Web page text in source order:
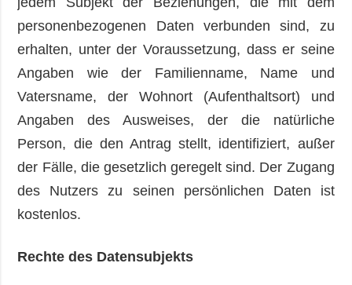
personenbezogenen Daten verbunden sind, zu
erhalten, unter der Voraussetzung, dass er seine
Angaben wie der Familienname, Name und
Vatersname, der Wohnort (Aufenthaltsort) und
Angaben des Ausweises, der die natürliche
Person, die den Antrag stellt, identifiziert, außer
der Fälle, die gesetzlich geregelt sind. Der Zugang
des Nutzers zu seinen persönlichen Daten ist
kostenlos.
Rechte des Datensubjekts